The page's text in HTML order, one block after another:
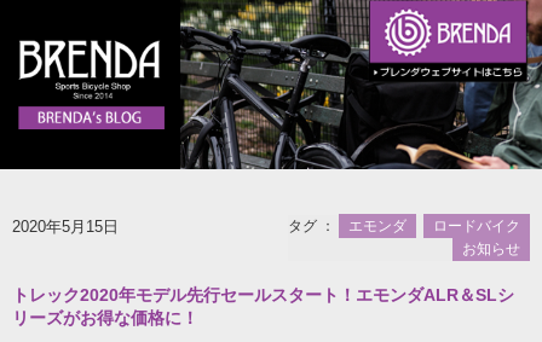
2020年5月15日 タグ ： エモンダ
ロードバイク
お知らせ
トレック2020年モデル先行セールスタート！エモンダALR＆SLシ
リーズがお得な価格に！